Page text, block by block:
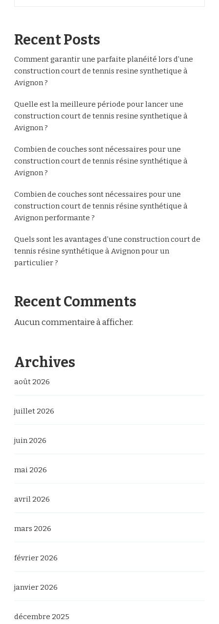
Recent Posts
Comment garantir une parfaite planéité lors d’une
construction court de tennis resine synthetique à
Avignon ?
Quelle est la meilleure période pour lancer une
construction court de tennis resine synthetique à
Avignon ?
Combien de couches sont nécessaires pour une
construction court de tennis résine synthétique à
Avignon ?
Combien de couches sont nécessaires pour une
construction court de tennis résine synthétique à
Avignon performante ?
Quels sont les avantages d’une construction court de
tennis résine synthétique à Avignon pour un
particulier ?
Recent Comments
Aucun commentaire à afficher.
Archives
août 2026
juillet 2026
juin 2026
mai 2026
avril 2026
mars 2026
février 2026
janvier 2026
décembre 2025